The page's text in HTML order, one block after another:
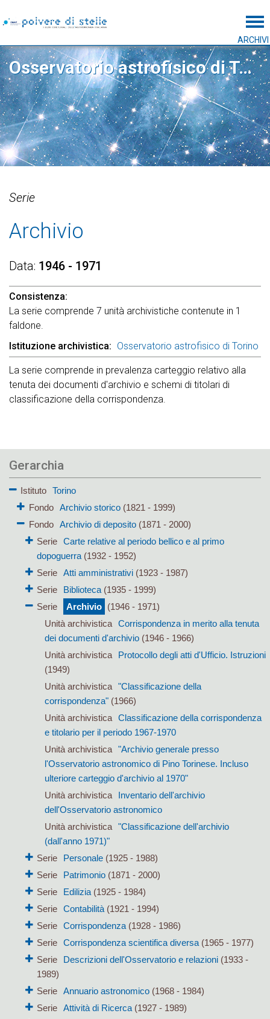
ARCHIVI
Osservatorio astrofisico di Torino
Serie
Archivio
Data 1946 - 1971
Consistenza
La serie comprende 7 unità archivistiche contenute in 1
faldone.
Istituzione archivistica
Osservatorio astrofisico di Torino
La serie comprende in prevalenza carteggio relativo alla
tenuta dei documenti d'archivio e schemi di titolari di
classificazione della corrispondenza.
Gerarchia
Istituto
Torino
Fondo
Archivio storico(1821 - 1999)
Fondo
Archivio di deposito(1871 - 2000)
Serie Carte relative al periodo bellico e al primo
dopoguerra(1932 - 1952)
Serie Atti amministrativi(1923 - 1987)
Serie
Biblioteca(1935 - 1999)
Serie
Archivio (1946 - 1971)
Unità archivistica
Corrispondenza in merito alla tenuta
dei documenti d'archivio (1946 - 1966)
Unità archivistica
Protocollo degli atti d'Ufficio. Istruzioni
(1949)
Unità archivistica
"Classificazione della
corrispondenza" (1966)
Unità archivistica
Classificazione della corrispondenza
e titolario per il periodo 1967-1970
Unità archivistica
"Archivio generale presso
l'Osservatorio astronomico di Pino Torinese. Incluso
ulteriore carteggio d'archivio al 1970"
Unità archivistica
Inventario dell'archivio
dell'Osservatorio astronomico
Unità archivistica
"Classificazione dell'archivio
(dall'anno 1971)"
Serie
Personale(1925 - 1988)
Serie
Patrimonio(1871 - 2000)
Serie
Edilizia(1925 - 1984)
Serie Contabilità(1921 - 1994)
Serie Corrispondenza(1928 - 1986)
Serie Corrispondenza scientifica diversa(1965 - 1977)
Serie
Descrizioni dell'Osservatorio e relazioni(1933 -
1989)
Serie Annuario astronomico(1968 - 1984)
Serie Attività di Ricerca(1927 - 1989)